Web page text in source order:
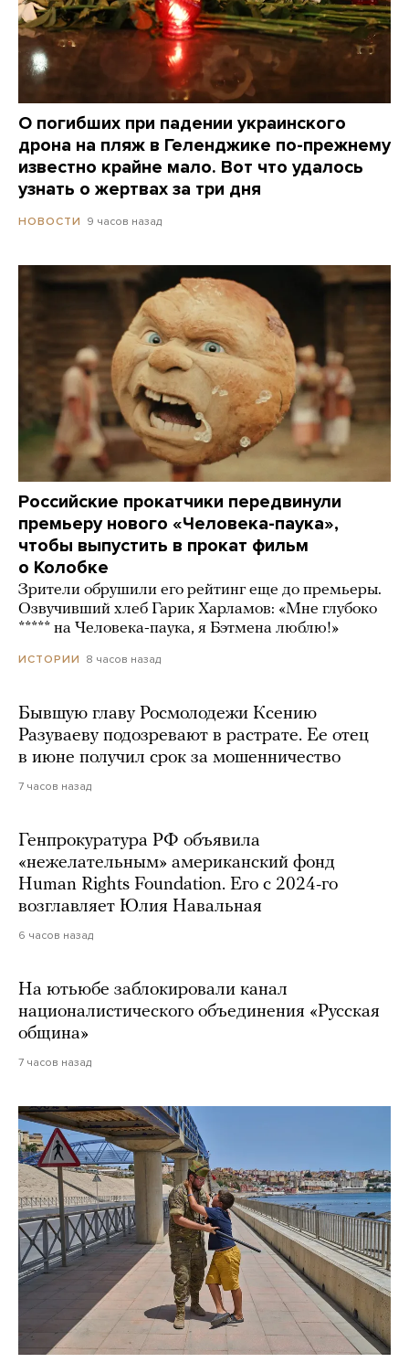
О погибших при падении украинского
дрона на пляж в Геленджике по-прежнему
известно крайне мало. Вот что удалось
узнать о жертвах за три дня
НОВОСТИ 9 часов назад
Российские прокатчики передвинули
премьеру нового «Человека-паука»,
чтобы выпустить в прокат фильм
о Колобке
Зрители обрушили его рейтинг еще до премьеры.
Озвучивший хлеб Гарик Харламов: «Мне глубоко
***** на Человека-паука, я Бэтмена люблю!»
ИСТОРИИ 8 часов назад
Бывшую главу Росмолодежи Ксению
Разуваеву подозревают в растрате. Ее отец
в июне получил срок за мошенничество
7 часов назад
Генпрокуратура РФ объявила
«нежелательным» американский фонд
Human Rights Foundation. Его с 2024-го
возглавляет Юлия Навальная
6 часов назад
На ютьюбе заблокировали канал
националистического объединения «Русская
община»
7 часов назад